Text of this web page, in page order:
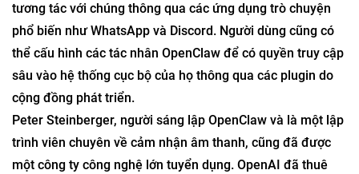
tương tác với chúng thông qua các ứng dụng trò chuyện
phổ biến như WhatsApp và Discord. Người dùng cũng có
thể cấu hình các tác nhân OpenClaw để có quyền truy cập
sâu vào hệ thống cục bộ của họ thông qua các plugin do
cộng đồng phát triển.
Peter Steinberger, người sáng lập OpenClaw và là một lập
trình viên chuyên về cảm nhận âm thanh, cũng đã được
một công ty công nghệ lớn tuyển dụng. OpenAI đã thuê